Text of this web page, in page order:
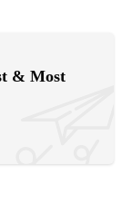
& Most